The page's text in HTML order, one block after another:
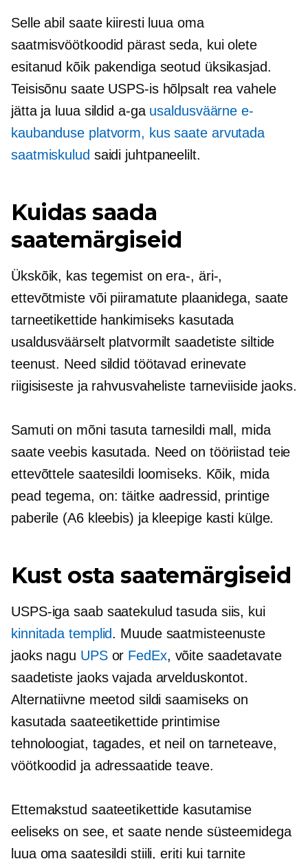
Selle abil saate kiiresti luua oma
saatmisvöötkoodid pärast seda, kui olete
esitanud kõik pakendiga seotud üksikasjad.
Teisisõnu saate USPS-is hõlpsalt rea vahele
jätta ja luua sildid a-ga usaldusväärne e-
kaubanduse platvorm, kus saate arvutada
saatmiskulud saidi juhtpaneelilt.
Kuidas saada
saatemärgiseid
Ükskõik, kas tegemist on era-, äri-,
ettevõtmiste või piiramatute plaanidega, saate
tarneetikettide hankimiseks kasutada
usaldusväärselt platvormilt saadetiste siltide
teenust. Need sildid töötavad erinevate
riigisiseste ja rahvusvaheliste tarneviiside jaoks.
Samuti on mõni tasuta tarnesildi mall, mida
saate veebis kasutada. Need on tööriistad teie
ettevõttele saatesildi loomiseks. Kõik, mida
pead tegema, on: täitke aadressid, printige
paberile (A6 kleebis) ja kleepige kasti külge.
Kust osta saatemärgiseid
USPS-iga saab saatekulud tasuda siis, kui
kinnitada templid. Muude saatmisteenuste
jaoks nagu UPSor FedEx, võite saadetavate
saadetiste jaoks vajada arvelduskontot.
Alternatiivne meetod sildi saamiseks on
kasutada saateetikettide printimise
tehnoloogiat, tagades, et neil on tarneteave,
vöötkoodid ja adressaatide teave.
Ettemakstud saateetikettide kasutamise
eeliseks on see, et saate nende süsteemidega
luua oma saatesildi stiili, eriti kui tarnite